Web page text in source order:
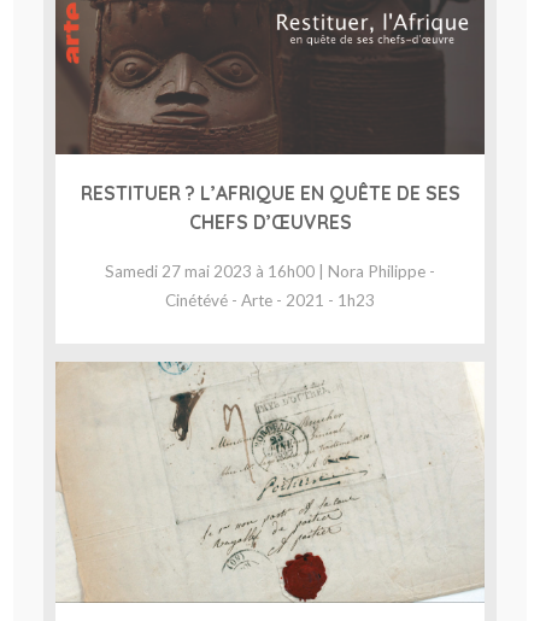
RESTITUER ? L’AFRIQUE EN QUÊTE DE SES
CHEFS D’ŒUVRES
Samedi 27 mai 2023 à 16h00 | Nora Philippe -
Cinétévé - Arte - 2021 - 1h23